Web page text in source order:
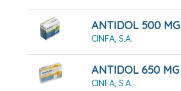
CINFA, S.A.
CINFA, S.A.